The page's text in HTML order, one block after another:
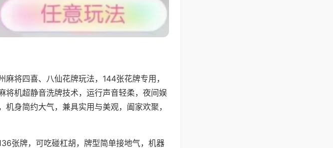
麻将四喜、八仙花牌玩法，144张花牌专用，
将机超静音洗牌技术，运行声音轻柔，夜间娱
身简约大气，兼具实用与美观，阖家欢聚，
张牌，可吃碰杠胡，牌型简单接地气，机器